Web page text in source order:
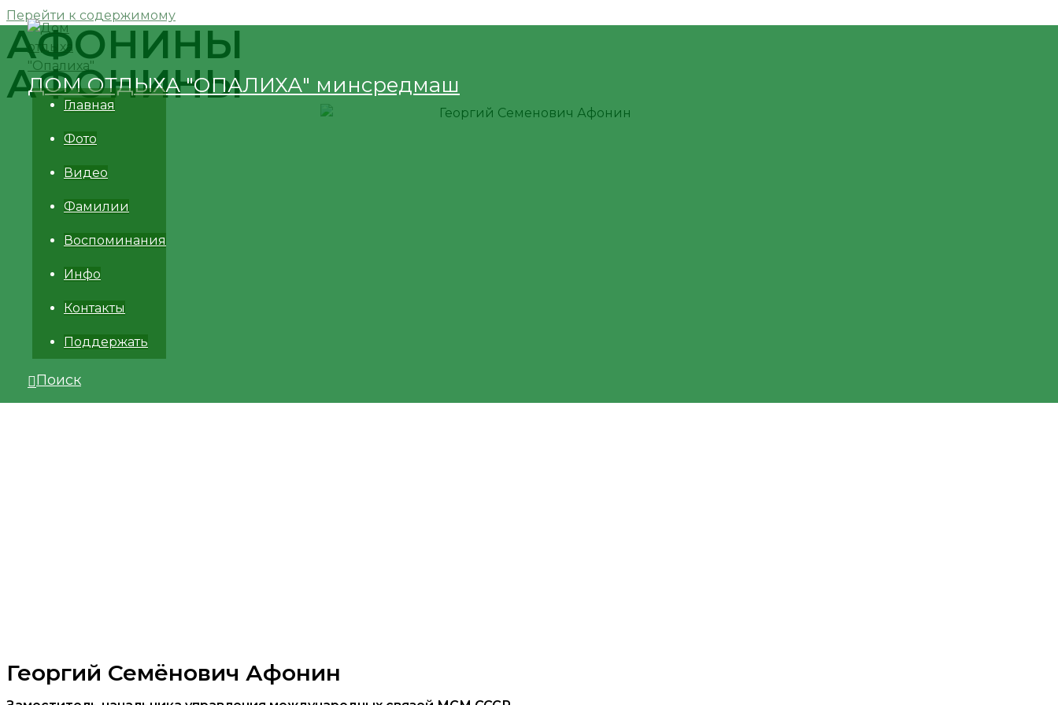
Перейти к содержимому
ДОМ ОТДЫХА "ОПАЛИХА" минсредмаш
Главная
Фото
Видео
Фамилии
Воспоминания
Инфо
Контакты
Поддержать
Поиск
АФОНИНЫ
АФОНИНЫ
Георгий Семёнович Афонин